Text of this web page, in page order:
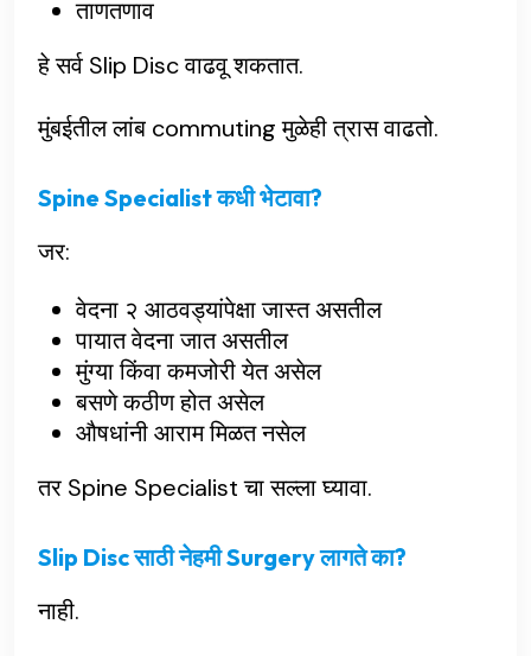
ताणतणाव
हे सर्व Slip Disc वाढवू शकतात.
मुंबईतील लांब commuting मुळेही त्रास वाढतो.
Spine Specialist कधी भेटावा?
जर:
वेदना २ आठवड्यांपेक्षा जास्त असतील
पायात वेदना जात असतील
मुंग्या किंवा कमजोरी येत असेल
बसणे कठीण होत असेल
औषधांनी आराम मिळत नसेल
तर Spine Specialist चा सल्ला घ्यावा.
Slip Disc साठी नेहमी Surgery लागते का?
नाही.